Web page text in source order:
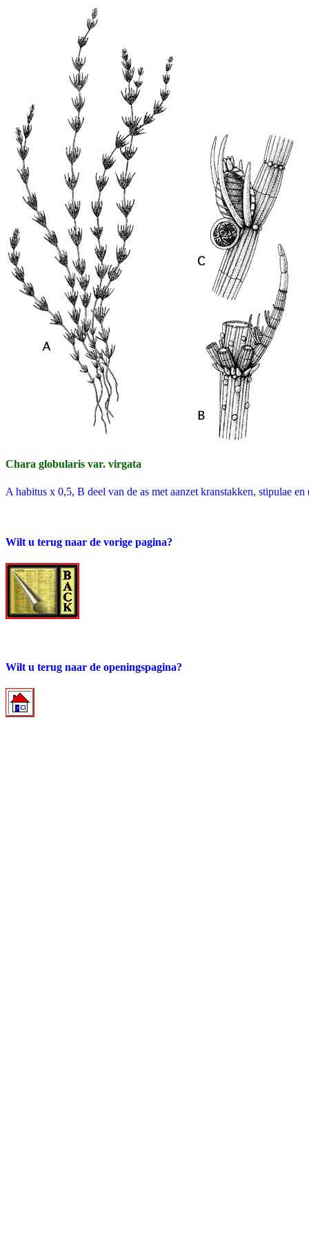
Chara globularis var. virgata
A habitus x 0,5, B deel van de as met aanzet kranstakken, stipulae
Wilt u terug naar de vorige pagina?
Wilt u terug naar de openingspagina?